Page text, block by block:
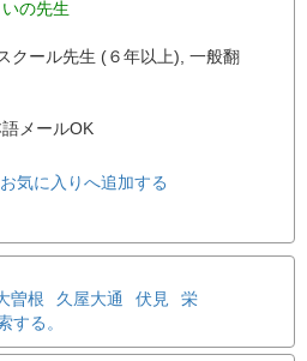
の先生
クール先生 (６年以上), 一般翻
語メールOK
お気に入りへ追加する
曽根 久屋大通 伏見
栄
する。